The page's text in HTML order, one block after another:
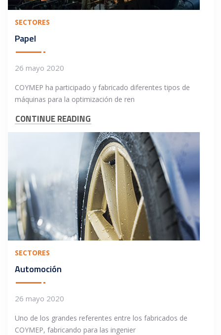
SECTORES
Papel
26 mayo 2020
COYMEP ha participado y fabricado diferentes tipos de
máquinas para la optimización de ren
CONTINUE READING
SECTORES
Automoción
26 mayo 2020
Uno de los grandes referentes entre los fabricados de
COYMEP, fabricando para las ingenier